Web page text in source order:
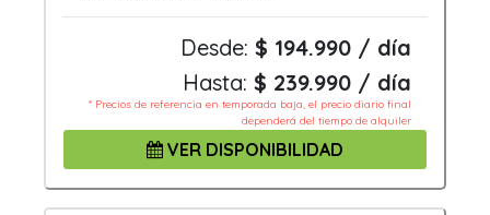
Desde: $ 194.990 / día
Hasta: $ 239.990 / día
* Precios de referencia en temporada baja, el precio diario final
dependerá del tiempo de alquiler
VER DISPONIBILIDAD